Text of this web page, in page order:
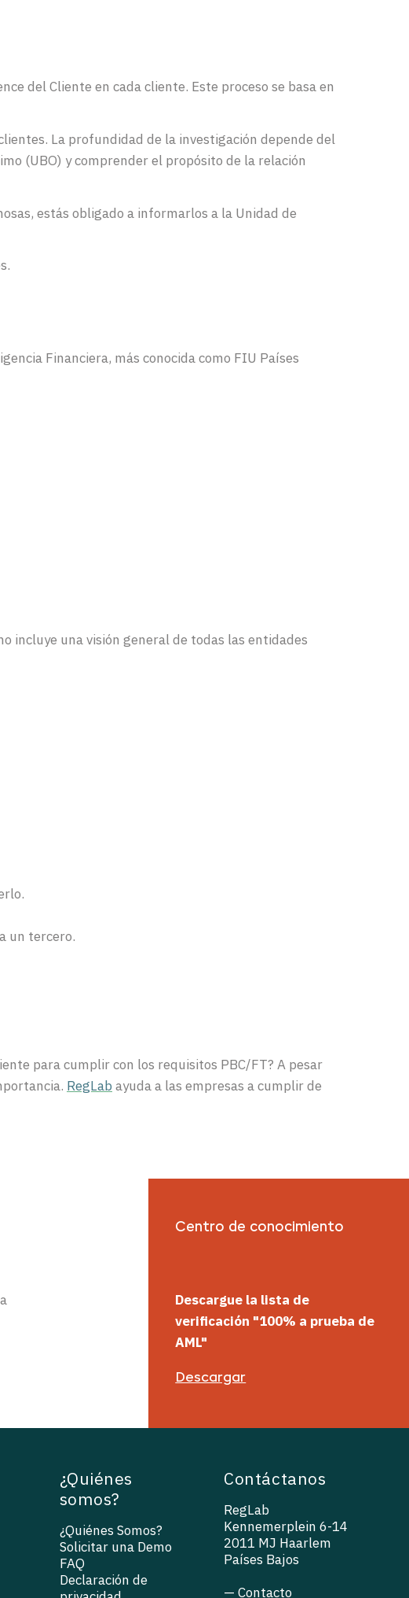
del Cliente en cada cliente. Este proceso se basa en
La profundidad de la investigación depende del
(UBO) y comprender el propósito de la relación
estás obligado a informarlos a la Unidad de
Financiera, más conocida como FIU Países
incluye una visión general de todas las entidades
un tercero.
para cumplir con los requisitos PBC/FT? A pesar
RegLab ayuda a las empresas a cumplir de
Centro de conocimiento
Descargue la lista de
verificación "100% a prueba de
AML"
Descargar
¿Quiénes
somos?
¿Quiénes Somos?
Solicitar una Demo
FAQ
Declaración de
Contáctanos
RegLab
Kennemerplein 6-14
2011 MJ Haarlem
Países Bajos
— Contacto